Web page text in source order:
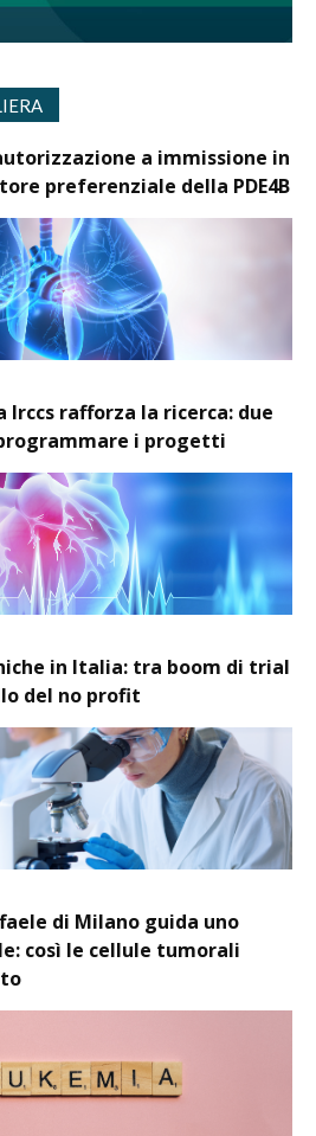
a immissione in
preferenziale della PDE4B
Irccs rafforza la ricerca: due
i progetti
in Italia: tra boom di trial
del no profit
di Milano guida uno
così le cellule tumorali